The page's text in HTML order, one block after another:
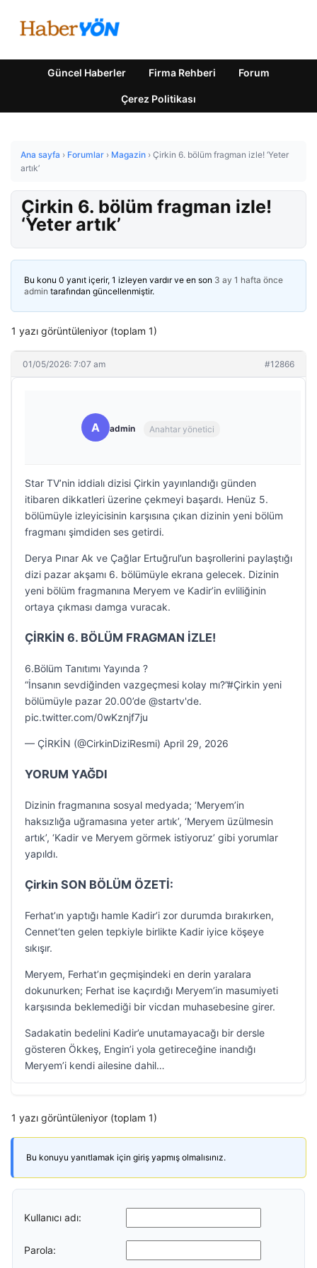
Güncel Haberler Firma Rehberi Forum
Çerez Politikası
Ana sayfa › Forumlar › Magazin › Çirkin 6. bölüm fragman izle! ‘Yeter
artık’
Çirkin 6. bölüm fragman izle!
‘Yeter artık’
Bu konu 0 yanıt içerir, 1 izleyen vardır ve en son 3 ay 1 hafta önce
admin tarafından güncellenmiştir.
1 yazı görüntüleniyor (toplam 1)
01/05/2026: 7:07 am #12866
A admin Anahtar yönetici
Star TV’nin iddialı dizisi Çirkin yayınlandığı günden
itibaren dikkatleri üzerine çekmeyi başardı. Henüz 5.
bölümüyle izleyicisinin karşısına çıkan dizinin yeni bölüm
fragmanı şimdiden ses getirdi.
Derya Pınar Ak ve Çağlar Ertuğrul’un başrollerini paylaştığı
dizi pazar akşamı 6. bölümüyle ekrana gelecek. Dizinin
yeni bölüm fragmanına Meryem ve Kadir’in evliliğinin
ortaya çıkması damga vuracak.
ÇİRKİN 6. BÖLÜM FRAGMAN İZLE!
6.Bölüm Tanıtımı Yayında ?
“İnsanın sevdiğinden vazgeçmesi kolay mı?”#Çirkin yeni
bölümüyle pazar 20.00’de @startv'de.
pic.twitter.com/0wKznjf7ju
— ÇİRKİN (@CirkinDiziResmi) April 29, 2026
YORUM YAĞDI
Dizinin fragmanına sosyal medyada; ‘Meryem’in
haksızlığa uğramasına yeter artık’, ‘Meryem üzülmesin
artık’, ‘Kadir ve Meryem görmek istiyoruz’ gibi yorumlar
yapıldı.
Çirkin SON BÖLÜM ÖZETİ:
Ferhat’ın yaptığı hamle Kadir’i zor durumda bırakırken,
Cennet’ten gelen tepkiyle birlikte Kadir iyice köşeye
sıkışır.
Meryem, Ferhat’ın geçmişindeki en derin yaralara
dokunurken; Ferhat ise kaçırdığı Meryem’in masumiyeti
karşısında beklemediği bir vicdan muhasebesine girer.
Sadakatin bedelini Kadir’e unutamayacağı bir dersle
gösteren Ökkeş, Engin’i yola getireceğine inandığı
Meryem’i kendi ailesine dahil…
1 yazı görüntüleniyor (toplam 1)
Bu konuyu yanıtlamak için giriş yapmış olmalısınız.
Kullanıcı adı:
Parola: